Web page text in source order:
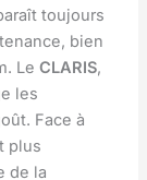
toujours
bien
Le CLARIS,
les
Face à
plus
de la